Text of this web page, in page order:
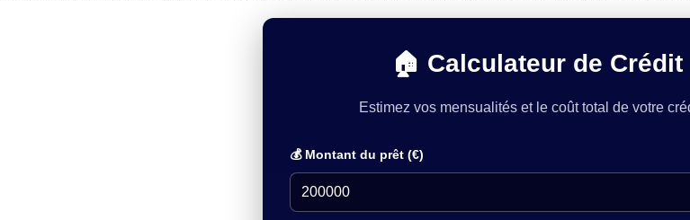
🏠 Calculateur de
Estimez vos mensualités et le coût total de votre
💰 Montant du prêt (€)